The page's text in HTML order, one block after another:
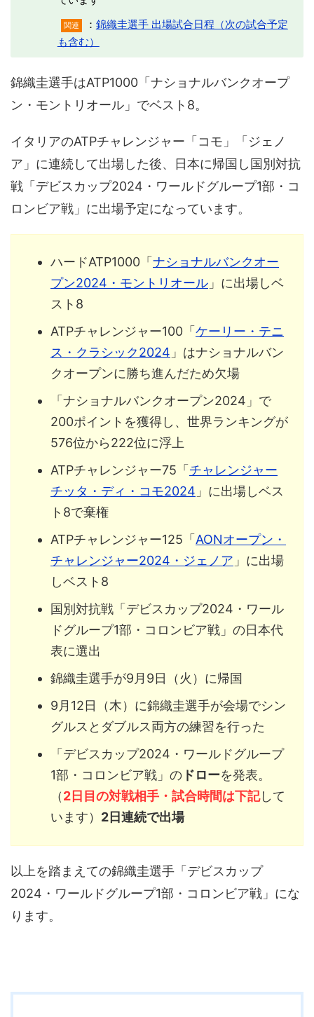
関連 ： 錦織圭選手 出場試合日程（次の試合予定
も含む）
錦織圭選手はATP1000「ナショナルバンクオープ
ン・モントリオール」でベスト8。
イタリアのATPチャレンジャー「コモ」「ジェノ
ア」に連続して出場した後、日本に帰国し国別対抗
戦「デビスカップ2024・ワールドグループ1部・コ
ロンビア戦」に出場予定になっています。
ハードATP1000「 ナショナルバンクオー
プン2024・モントリオール 」に出場しベ
スト8
ATPチャレンジャー100「 ケーリー・テニ
ス・クラシック2024 」はナショナルバン
クオープンに勝ち進んだため欠場
「ナショナルバンクオープン2024」で
200ポイントを獲得し、世界ランキングが
576位から222位に浮上
ATPチャレンジャー75「 チャレンジャー
チッタ・ディ・コモ2024 」に出場しベス
ト8で棄権
ATPチャレンジャー125「 AONオープン・
チャレンジャー2024・ジェノア 」に出場
しベスト8
国別対抗戦「デビスカップ2024・ワール
ドグループ1部・コロンビア戦」の日本代
表に選出
錦織圭選手が9月9日（火）に帰国
9月12日（木）に錦織圭選手が会場でシン
グルスとダブルス両方の練習を行った
「デビスカップ2024・ワールドグループ
1部・コロンビア戦」の ドローを発表。
（2日目の対戦相手・試合時間は下記して
います） 2日連続で出場
以上を踏まえての錦織圭選手「デビスカップ
2024・ワールドグループ1部・コロンビア戦」にな
ります。